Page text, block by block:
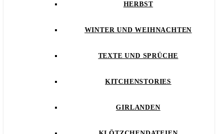
HERBST
WINTER UND WEIHNACHTEN
TEXTE UND SPRÜCHE
KITCHENSTORIES
GIRLANDEN